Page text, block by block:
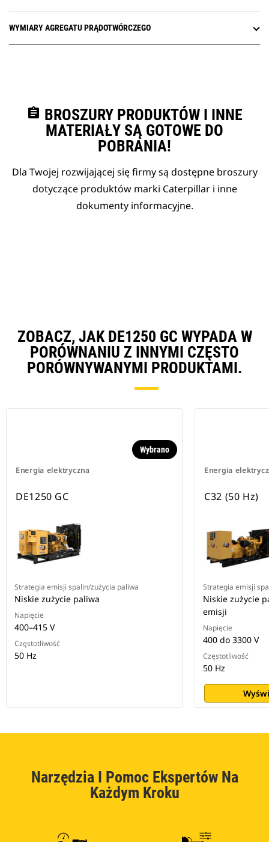
WYMIARY AGREGATU PRĄDOTWÓRCZEGO
assignment BROSZURY PRODUKTÓW I INNE
MATERIAŁY SĄ GOTOWE DO
POBRANIA!
Dla Twojej rozwijającej się firmy są dostępne broszury
dotyczące produktów marki Caterpillar i inne
dokumenty informacyjne.
ZOBACZ, JAK DE1250 GC WYPADA W
PORÓWNANIU Z INNYMI CZĘSTO
PORÓWNYWANYMI PRODUKTAMI.
Energia elektryczna
Wybrano
DE1250 GC
Strategia emisji spalin/zużycia paliwa
Niskie zużycie paliwa
Napięcie
400–415 V
Częstotliwość
50 Hz
Energia
C32 (50 Hz)
Strategia emisji
Niskie zużycie
emisji
Napięcie
400 do 3300 V
Częstotliwość
50 Hz
Narzędzia I Pomoc Ekspertów Na
Każdym Kroku